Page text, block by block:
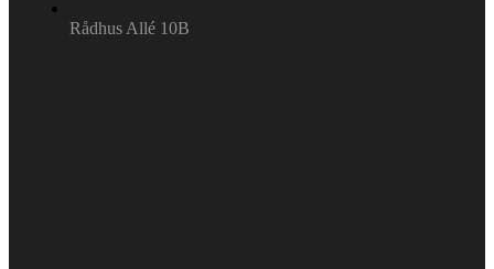
Rådhus Allé 10B